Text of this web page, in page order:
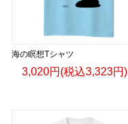
海の瞑想Tシャツ
3,020円(税込3,323円)